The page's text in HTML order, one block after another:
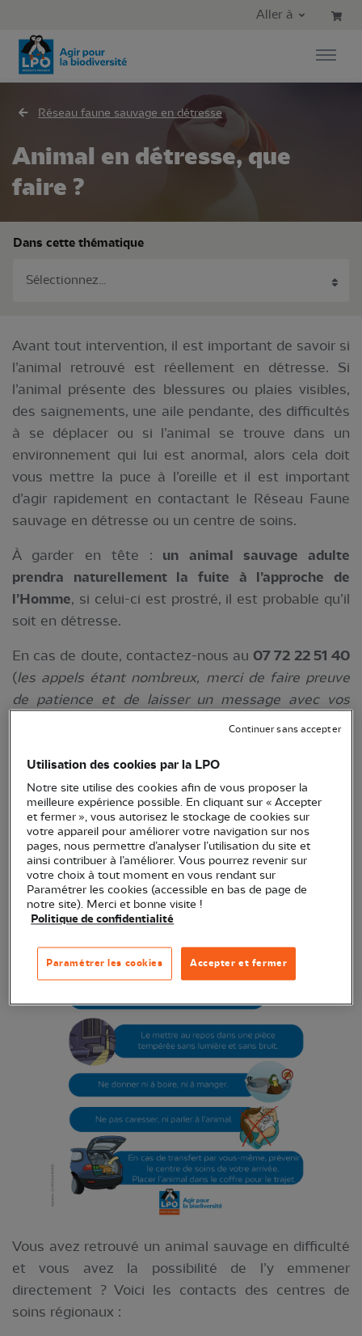
Aller au menu principal
Aller à
Réseau faune sauvage en détresse
Animal en détresse, que
faire ?
Dans cette thématique
Avant tout intervention, il est important de savoir si
l’animal retrouvé est réellement en détresse. Si
l’animal présente des blessures ou plaies visibles,
des saignements, une aile pendante, des difficultés
à se déplacer ou si l’animal se trouve dans un
environnement qui lui est anormal, alors cela doit
vous mettre la puce à l’oreille et il est important
d’agir rapidement en contactant le Réseau Faune
sauvage en détresse ou un centre de soins.
À garder en tête : un animal sauvage adulte
prendra naturellement la fuite à l’approche de
l’Homme, si celui-ci est prostré, il est probable qu’il
soit en détresse.
En cas de doute, contactez-nous au 07 72 22 51 40
(les appels étant nombreux, merci de faire preuve
de patience et de laisser un message avec vos
coordonnées afin que nous puissions reprendre
Vous avez retrouvé un anim al sauvage ?
Vous avez retrouvé un animal sauvage en difficulté
et vous avez la possibilité de l’y emmener
directement ? Voici les contacts des centres de
soins régionaux :
Utilisation des cookies par la LPO
Notre site utilise des cookies afin de vous proposer la
meilleure expérience possible. En cliquant sur « Accepter
et fermer », vous autorisez le stockage de cookies sur
votre appareil pour améliorer votre navigation sur nos
pages, nous permettre d’analyser l’utilisation du site et
ainsi contribuer à l’améliorer. Vous pourrez revenir sur
votre choix à tout moment en vous rendant sur
Paramétrer les cookies (accessible en bas de page de
notre site). Merci et bonne visite !
Politique de confidentialité
Accepter et fermer
Paramétrer les cookies
Continuer sans accepter